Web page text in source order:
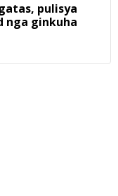
pulisya
nga ginkuha